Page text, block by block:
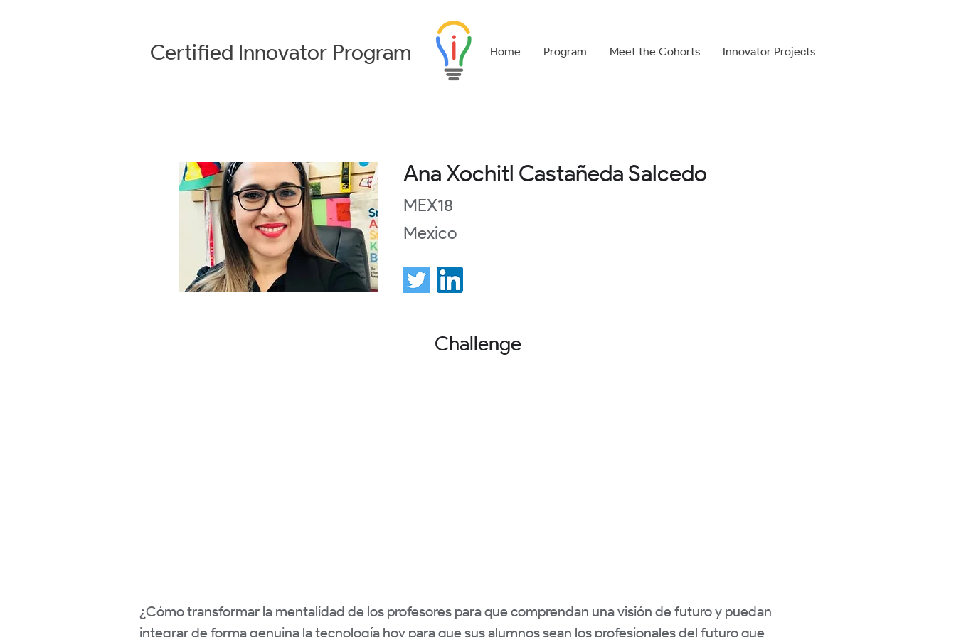
Certified Innovator Program Home Program Meet the Cohorts Innovator Projects
Ana Xochitl Castañeda Salcedo
MEX18
Mexico
Challenge
¿Cómo transformar la mentalidad de los profesores para que comprendan una visión de futuro y puedan
integrar de forma genuina la tecnología hoy para que sus alumnos sean los profesionales del futuro que